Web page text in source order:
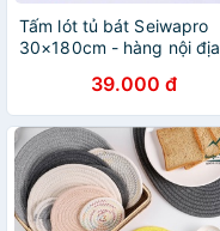
Tấm lót tủ bát Seiwapro
30×180cm - hàng nội địa
190088680639.000 đ